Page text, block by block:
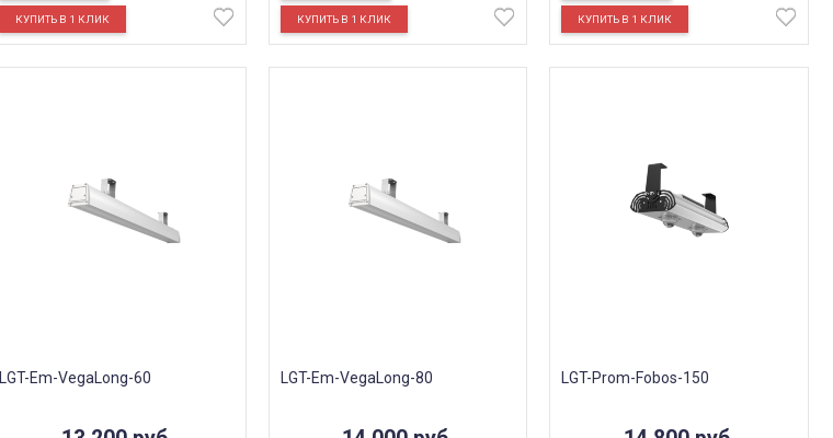
LGT-Em-VegaLong-60 LGT-Em-VegaLong-80 LGT-Prom-Fobos-150